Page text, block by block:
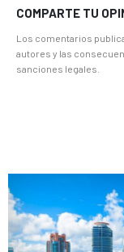
COMPARTE TU
Los comentarios
autores y las
sanciones legales.